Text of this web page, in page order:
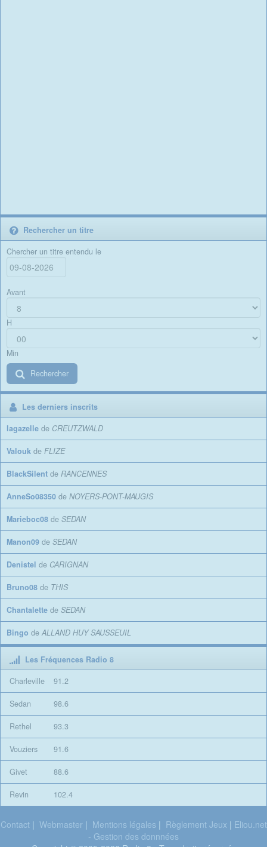
Rechercher un titre
Chercher un titre entendu le
Avant
H
Min
Rechercher
Les derniers inscrits
lagazelle de CREUTZWALD
Valouk de FLIZE
BlackSilent de RANCENNES
AnneSo08350 de NOYERS-PONT-MAUGIS
Marieboc08 de SEDAN
Manon09 de SEDAN
Denistel de CARIGNAN
Bruno08 de THIS
Chantalette de SEDAN
Bingo de ALLAND HUY SAUSSEUIL
Les Fréquences Radio 8
Charleville
91.2
Sedan 98.6
Rethel 93.3
Vouziers 91.6
Givet 88.6
Revin 102.4
Contact| Webmaster| Mentions légales | Règlement Jeux | Eliou.net
- Gestion des donnnées